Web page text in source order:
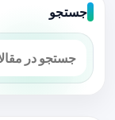
جستجو